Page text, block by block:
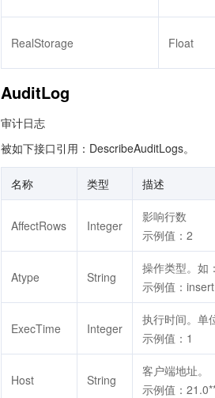
RealStorage Float
AuditLog
审计日志
被如下接口引用：DescribeAuditLogs。
名称 类型 描述
AffectRows Integer
影响行数
示例值：2
Atype String
操作类型。如
示例值：insert
ExecTime Integer
执行时间。单
示例值：1
Host String
客户端地址。
示例值：